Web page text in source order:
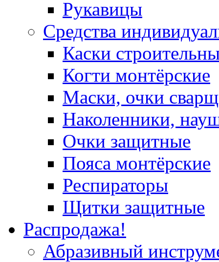
Рукавицы
Средства
Каски
Когти монтёрские
Маски, очки
Наколенники,
Очки защитные
Пояса монтёрские
Респираторы
Щитки защитные
Распродажа!
Абразивный